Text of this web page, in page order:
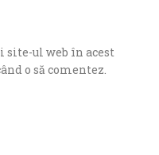
ul web în acest
o să comentez.